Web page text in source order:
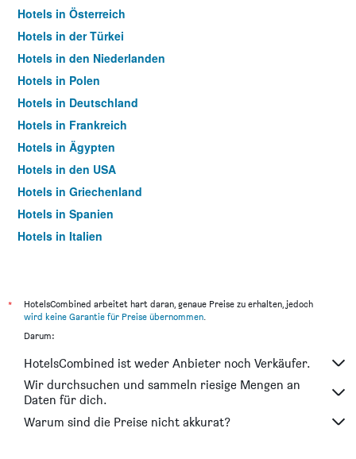
Hotels in Österreich
Hotels in der Türkei
Hotels in den Niederlanden
Hotels in Polen
Hotels in Deutschland
Hotels in Frankreich
Hotels in Ägypten
Hotels in den USA
Hotels in Griechenland
Hotels in Spanien
Hotels in Italien
*
HotelsCombined arbeitet hart daran, genaue Preise zu erhalten, jedoch
wird keine Garantie für Preise übernommen.
Darum:
HotelsCombined ist weder Anbieter noch Verkäufer.
Wir durchsuchen und sammeln riesige Mengen an
Daten für dich.
Warum sind die Preise nicht akkurat?